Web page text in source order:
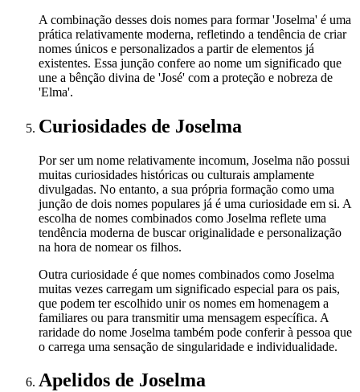
A combinação desses dois nomes para formar 'Joselma' é uma
prática relativamente moderna, refletindo a tendência de criar
nomes únicos e personalizados a partir de elementos já
existentes. Essa junção confere ao nome um significado que
une a bênção divina de 'José' com a proteção e nobreza de
'Elma'.
Curiosidades de Joselma
Por ser um nome relativamente incomum, Joselma não possui
muitas curiosidades históricas ou culturais amplamente
divulgadas. No entanto, a sua própria formação como uma
junção de dois nomes populares já é uma curiosidade em si. A
escolha de nomes combinados como Joselma reflete uma
tendência moderna de buscar originalidade e personalização
na hora de nomear os filhos.
Outra curiosidade é que nomes combinados como Joselma
muitas vezes carregam um significado especial para os pais,
que podem ter escolhido unir os nomes em homenagem a
familiares ou para transmitir uma mensagem específica. A
raridade do nome Joselma também pode conferir à pessoa que
o carrega uma sensação de singularidade e individualidade.
Apelidos de Joselma